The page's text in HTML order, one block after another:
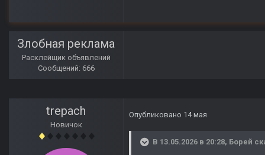
Злобная реклама
Расклейщик объявлений
Сообщений: 666
trepach
Новичок
Опубликовано 14 мая
В 13.05.2026 в 20:28, Борей